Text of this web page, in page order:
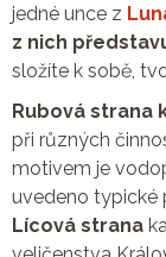
jedné unce z
z nich
složíte k sobě,
Rubová strana
při různých
motivem je
uvedeno typické
Lícová strana